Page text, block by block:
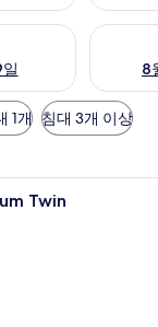
확인, 8월 7일 ~ 8
8
다음 주
1개 침대 3개 이상
고급 침구,
Twin